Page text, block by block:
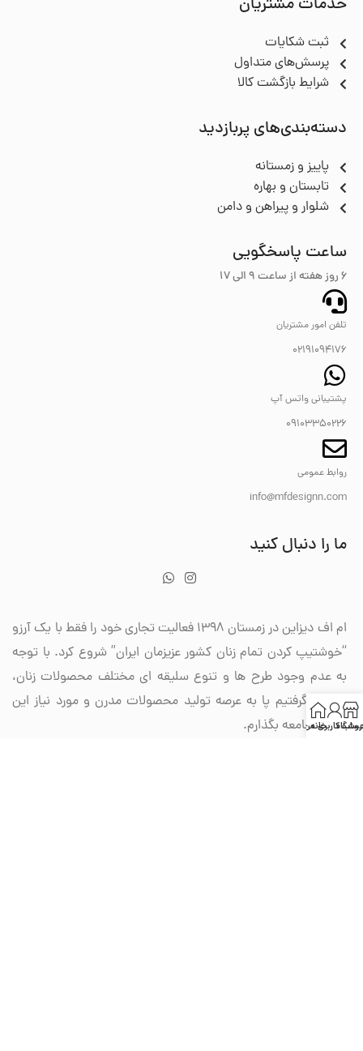
خدمات مشتریان
ثبت شکایات
پرسش‌های متداول
شرایط بازگشت کالا
دسته‌بندی‌های پربازدید
پاییز و زمستانه
تابستان و بهاره
شلوار و پیراهن و دامن
ساعت پاسخگویی
6 روز هفته از ساعت ۹ الی 17
تلفن امور مشتریان
02191094176
پشتیبانی واتس آپ
09103350226
روابط عمومی
info@mfdesignn.com
ما را دنبال کنید
ام اف دیزاین در زمستان 1398 فعالیت تجاری خود را فقط با یک آرزو
“خوشتیپ کردن تمام زنان کشور عزیزمان ایران” شروع کرد. با توجه
به عدم وجود طرح ها و تنوع سلیقه ای مختلف محصولات زنان،
تصمیم گرفتیم پا به عرصه تولید محصولات مدرن و مورد نیاز این
قشر از جامعه بگذارم.
کاربری من
خانه